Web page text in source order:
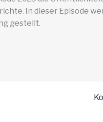
In dieser Episode
gestellt.